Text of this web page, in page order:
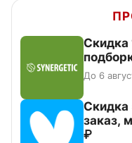
Скидка
До 6
Скидка
заказ,
₽